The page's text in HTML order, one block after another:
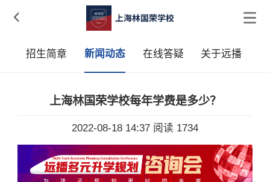

招生简章 新闻动态 在线答疑 关于远播
上海林国荣学校每年学费是多少？
2022-08-18 14:37 阅读 1734